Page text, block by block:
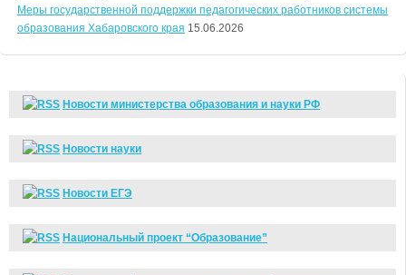
Меры государственной поддержки педагогических работников системы
образования Хабаровского края 15.06.2026
Новости министерства образования и науки РФ
Новости науки
Новости ЕГЭ
Национальный проект “Образование”